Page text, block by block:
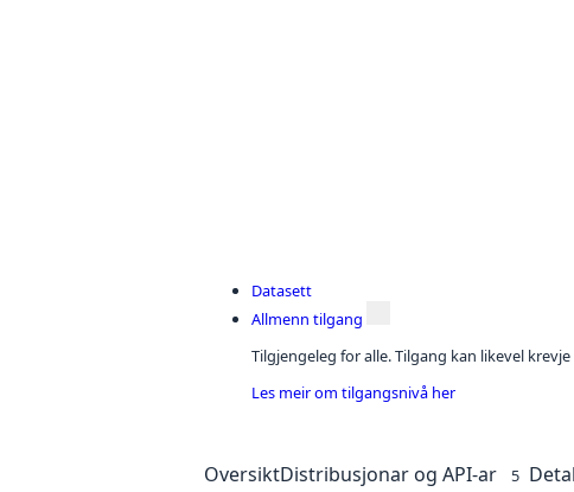
Datasett
Allmenn tilgang
Tilgjengeleg for alle. Tilgang kan likevel
Les meir om tilgangsnivå her
OversiktDistribusjonar og API-ar 5